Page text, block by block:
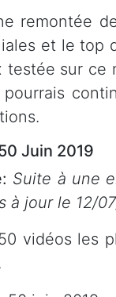
remontée
et le top
testée sur ce
Juin 2019
Suite à une
à jour le 12/
vidéos les